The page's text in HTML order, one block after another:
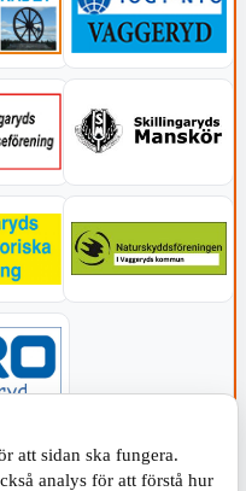
att sidan ska fungera.
analys för att förstå hur